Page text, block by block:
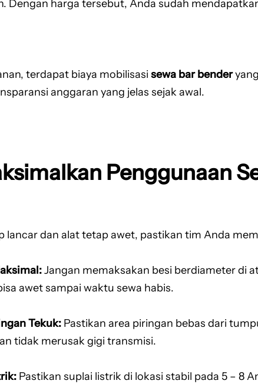
Dengan harga tersebut, Anda sudah
terdapat biaya mobilisasi sewa bar bender
anggaran yang jelas sejak awal.
Penggunaan
lancar dan alat tetap awet, pastikan tim Anda
Jangan memaksakan besi berdiameter di
awet sampai waktu sewa habis.
Tekuk: Pastikan area piringan bebas dari
tidak merusak gigi transmisi.
Pastikan suplai listrik di lokasi stabil pada 5 – 8